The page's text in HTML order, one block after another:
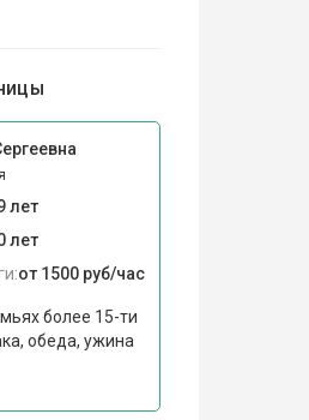
лет
лет
от 1500 руб/час
более 15-ти
обеда, ужина